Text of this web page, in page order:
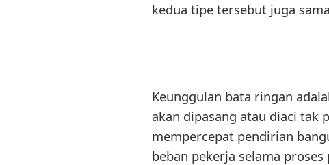
kedua tipe tersebut juga
Keunggulan bata ringan
akan dipasang atau diaci tak
mempercepat pendirian
beban pekerja selama